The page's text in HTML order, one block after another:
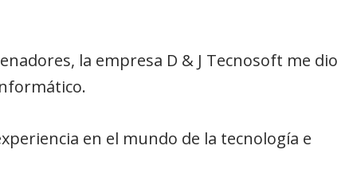
la empresa D & J Tecnosoft me dio
en el mundo de la tecnología e